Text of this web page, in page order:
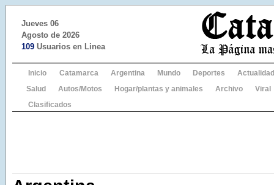
Jueves 06
Agosto de 2026
109 Usuarios en Linea
Inicio Catamarca Argentina Mundo Deportes
Actualidad
Salud
Autos/Motos Hogar/plantas y animales Archivo
Viral
Clasificados